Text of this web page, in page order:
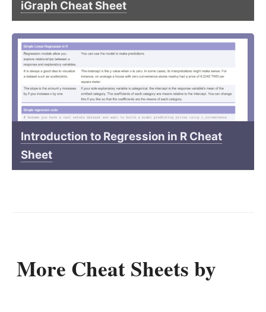
iGraph Cheat Sheet
Introduction to Regression in R Cheat
Sheet
More Cheat Sheets by